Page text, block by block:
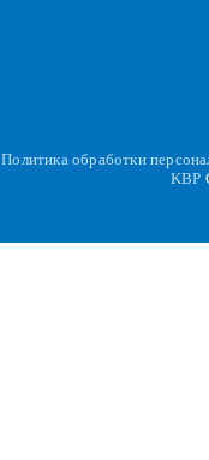
Политика обработки
KBP